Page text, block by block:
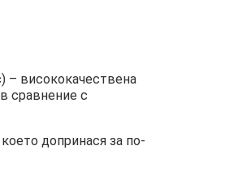
– висококачествена
сравнение с
допринася за по-